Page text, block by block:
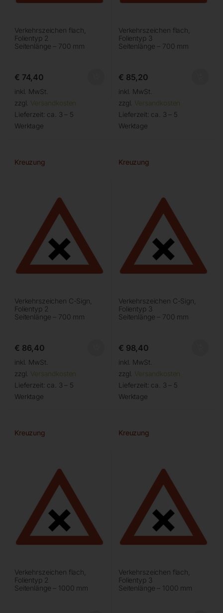
Verkehrszeichen flach,
Folientyp 2
Seitenlänge – 700 mm
€ 74,40
inkl. MwSt.
zzgl. Versandkosten
Lieferzeit: ca. 3 – 5
Werktage
Verkehrszeichen flach,
Folientyp 3
Seitenlänge – 700 mm
€ 85,20
inkl. MwSt.
zzgl. Versandkosten
Lieferzeit: ca. 3 – 5
Werktage
Kreuzung
Verkehrszeichen C-Sign,
Folientyp 2
Seitenlänge – 700 mm
€ 86,40
inkl. MwSt.
zzgl. Versandkosten
Lieferzeit: ca. 3 – 5
Werktage
Kreuzung
Verkehrszeichen C-Sign,
Folientyp 3
Seitenlänge – 700 mm
€ 98,40
inkl. MwSt.
zzgl. Versandkosten
Lieferzeit: ca. 3 – 5
Werktage
Kreuzung
Verkehrszeichen flach,
Folientyp 2
Seitenlänge – 1000 mm
Kreuzung
Verkehrszeichen flach,
Folientyp 3
Seitenlänge – 1000 mm